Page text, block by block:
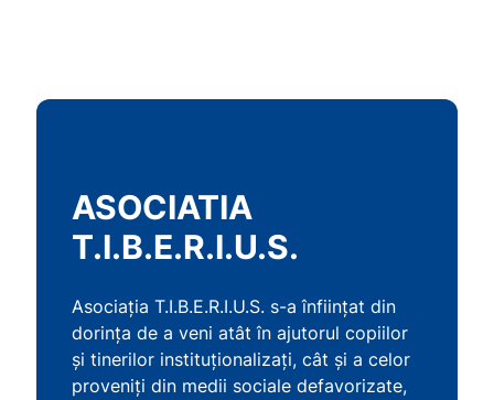
ASOCIATIA
T.I.B.E.R.I.U.S.
Asociația T.I.B.E.R.I.U.S. s-a înființat din
dorința de a veni atât în ajutorul copiilor
și tinerilor instituționalizați, cât și a celor
proveniți din medii sociale defavorizate,